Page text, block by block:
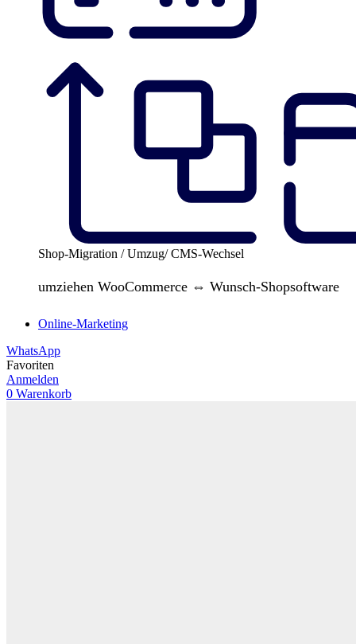
Shop-Migration / Umzug/ CMS-Wechsel
umziehen WooCommerce ⇔ Wunsch-Shopsoftware
Online-Marketing
WhatsApp
Favoriten
Anmelden
0 Warenkorb